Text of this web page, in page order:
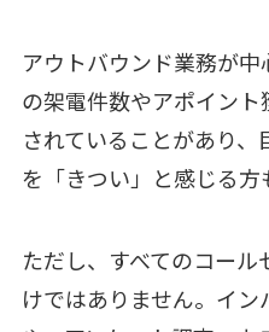
アウトバウンド業務が
の架電件数やアポイン
されていることがあり
を「きつい」と感じる方
ただし、すべてのコー
けではありません。イ